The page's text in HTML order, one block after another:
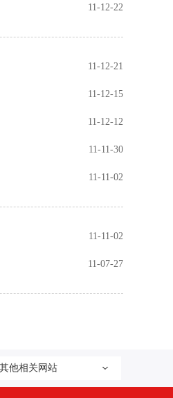
11-12-22
11-12-21
11-12-15
11-12-12
11-11-30
11-11-02
11-11-02
11-07-27
其他相关网站